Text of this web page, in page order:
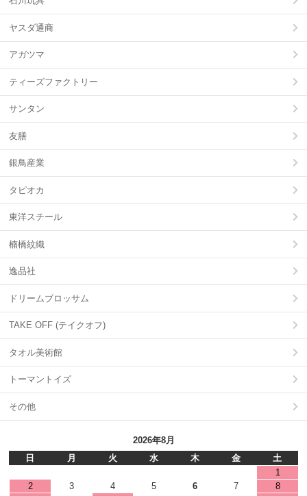
ヤスダ通商
アガツマ
ティーズファクトリー
サンタン
友膳
銀鳥産業
タピオカ
東洋スチール
楠橋紋織
逸品社
ドリームブロッサム
TAKE OFF (テイクオフ)
タオル美術館
トーマントイズ
その他
2026年8月
日
月 火 水 木 金
土
1
2
3 4 5 6 7
8